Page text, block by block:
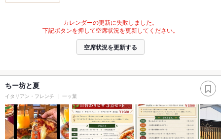
カレンダーの更新に失敗しました。
下記ボタンを押して空席状況を更新してください。
空席状況を更新する
ちー坊と夏
イタリアン・フレンチ 一ッ葉